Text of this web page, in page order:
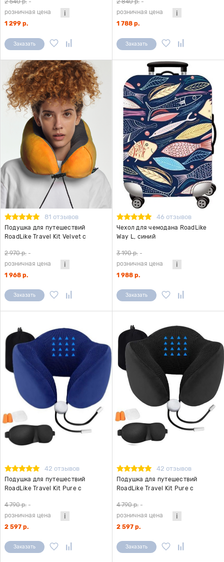
2 540 р. -
розничная цена
1 299 р.
Заказать
2 840 р. -
розничная цена
1 788 р.
Заказать
81 отзывов
Подушка для путешествий
RoadLike Travel Kit Velvet с
2 970 р. -
розничная цена
1 968 р.
Заказать
46 отзывов
Чехол для чемодана RoadLike
Way L, синий
3 190 р. -
розничная цена
1 988 р.
Заказать
42 отзывов
Подушка для путешествий
RoadLike Travel Kit Pure с
4 790 р. -
розничная цена
2 597 р.
Заказать
42 отзывов
Подушка для путешествий
RoadLike Travel Kit Pure с
4 790 р. -
розничная цена
2 597 р.
Заказать